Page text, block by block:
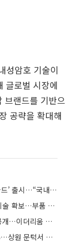
성암호 기술이
글로벌 시장에
브랜드를 기반으
공략을 확대해
비트맥스, AI 자율형 보안 플랫폼 ‘패치가드’ 출시…“국내 주요 웹사이트 93% 해킹 취약점”
한국첨단소재, ETRI 800Gbps 광모듈 기술 확보…부품 넘어 계측기까지 ‘영토 확장’
한국첨단소재, ‘양자보안 블록체인 L2’ 공개…이더리움 호환 네트워크 추진
美 클래리티 법안 연내 통과 가능성 13%…상원 문턱서 제동